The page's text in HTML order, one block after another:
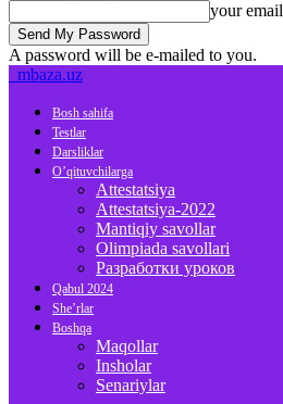
your email
A password will be e-mailed to you.
mbaza.uz
Bosh sahifa
Testlar
Darsliklar
O’qituvchilarga
Attestatsiya
Attestatsiya-2022
Mantiqiy savollar
Olimpiada savollari
Разработки уроков
Qabul 2024
She’rlar
Boshqa
Maqollar
Insholar
Senariylar